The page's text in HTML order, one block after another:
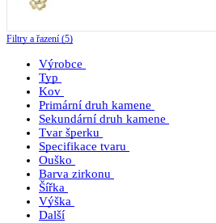
Filtry a řazení (5)
Výrobce
Typ
Kov
Primární druh kamene
Sekundární druh kamene
Tvar šperku
Specifikace tvaru
Ouško
Barva zirkonu
Šířka
Výška
Další